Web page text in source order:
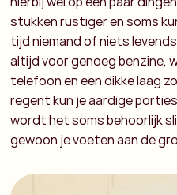
stukken rustiger en soms
tijd niemand of niets
altijd voor genoeg benzine,
telefoon en een dikke laag
regent kun je aardige
wordt het soms behoorlijk
gewoon je voeten aan de